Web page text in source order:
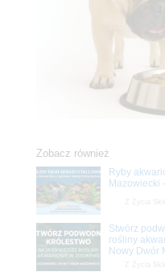
Zobacz również
Ryby
Mazowiecki
Stwórz
rośliny
Nowy Dwór